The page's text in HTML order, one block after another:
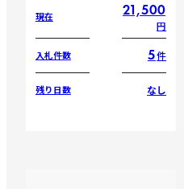
現在 21,500
円
入札件数 5件
残り日数 なし